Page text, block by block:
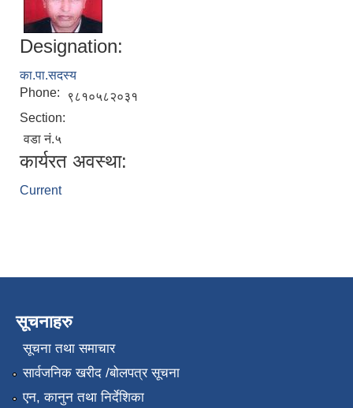
Designation:
का.पा.सदस्य
Phone:
९८१०५८२०३१
Section:
वडा नं.५
कार्यरत अवस्था:
Current
सूचनाहरु
सूचना तथा समाचार
सार्वजनिक खरीद /बोलपत्र सूचना
एन, कानुन तथा निर्देशिका